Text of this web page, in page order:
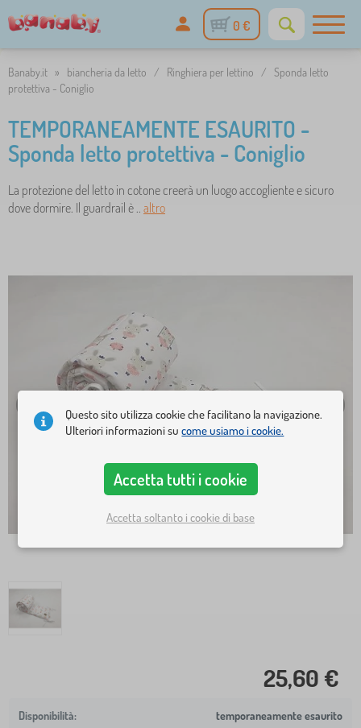
0 €
Banaby.it » biancheria da letto / Ringhiera per lettino / Sponda letto
protettiva - Coniglio
TEMPORANEAMENTE ESAURITO -
Sponda letto protettiva - Coniglio
La protezione del letto in cotone creerà un luogo accogliente e sicuro
dove dormire. Il guardrail è .. altro
25,60 €
temporaneamente esaurito
Questo sito utilizza cookie che facilitano la navigazione.
Ulteriori informazioni sucome usiamo i cookie.
Accetta tutti i cookie
Accetta soltanto i cookie di base